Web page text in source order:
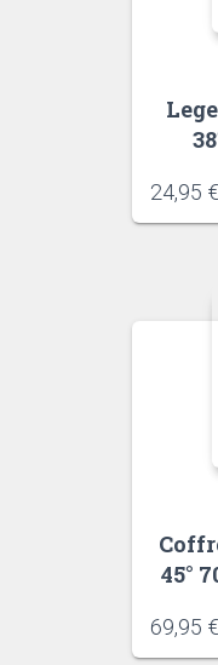
24,95 €
45°
69,95 €